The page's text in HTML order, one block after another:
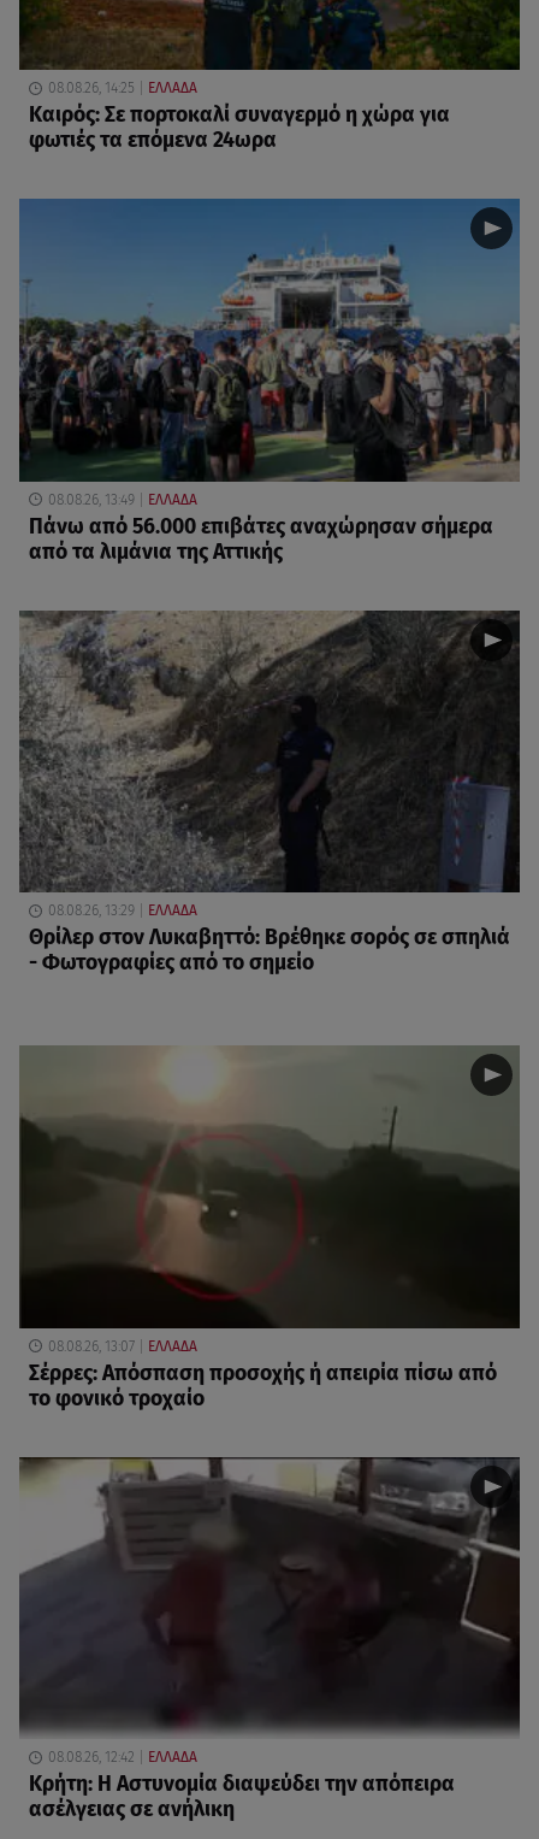
08.08.26, 14:25 ΕΛΛΑΔΑ
Καιρός: Σε πορτοκαλί συναγερμό η χώρα για
φωτιές τα επόμενα 24ωρα
08.08.26, 13:49 ΕΛΛΑΔΑ
Πάνω από 56.000 επιβάτες αναχώρησαν σήμερα
από τα λιμάνια της Αττικής
08.08.26, 13:29 ΕΛΛΑΔΑ
Θρίλερ στον Λυκαβηττό: Βρέθηκε σορός σε σπηλιά
- Φωτογραφίες από το σημείο
08.08.26, 13:07 ΕΛΛΑΔΑ
Σέρρες: Απόσπαση προσοχής ή απειρία πίσω από
το φονικό τροχαίο
08.08.26, 12:42 ΕΛΛΑΔΑ
Κρήτη: Η Αστυνομία διαψεύδει την απόπειρα
ασέλγειας σε ανήλικη